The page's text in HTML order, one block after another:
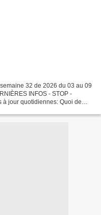
32 de 2026 du 03 au 09
INFOS - STOP -
à jour quotidiennes: Quoi de